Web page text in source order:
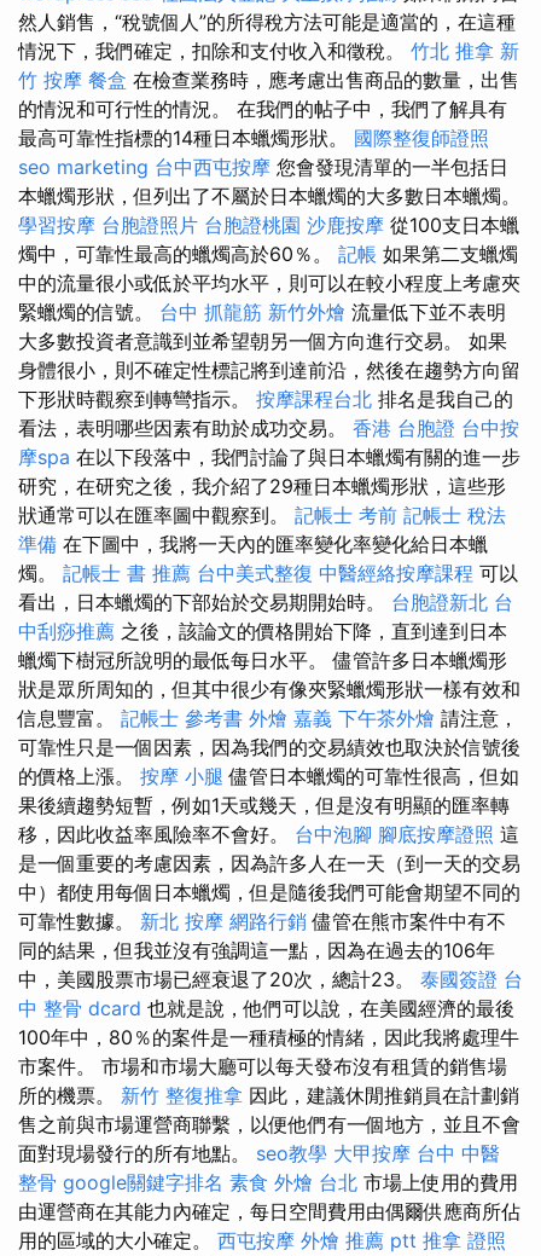
然人銷售，“稅號個人”的所得稅方法可能是適當的，在這種
情況下，我們確定，扣除和支付收入和徵稅。 竹北 推拿 新
竹 按摩 餐盒 在檢查業務時，應考慮出售商品的數量，出售
的情況和可行性的情況。 在我們的帖子中，我們了解具有
最高可靠性指標的14種日本蠟燭形狀。 國際整復師證照
seo marketing 台中西屯按摩 您會發現清單的一半包括日
本蠟燭形狀，但列出了不屬於日本蠟燭的大多數日本蠟燭。
學習按摩 台胞證照片 台胞證桃園 沙鹿按摩 從100支日本蠟
燭中，可靠性最高的蠟燭高於60％。 記帳 如果第二支蠟燭
中的流量很小或低於平均水平，則可以在較小程度上考慮夾
緊蠟燭的信號。 台中 抓龍筋 新竹外燴 流量低下並不表明
大多數投資者意識到並希望朝另一個方向進行交易。 如果
身體很小，則不確定性標記將到達前沿，然後在趨勢方向留
下形狀時觀察到轉彎指示。 按摩課程台北 排名是我自己的
看法，表明哪些因素有助於成功交易。 香港 台胞證 台中按
摩spa 在以下段落中，我們討論了與日本蠟燭有關的進一步
研究，在研究之後，我介紹了29種日本蠟燭形狀，這些形
狀通常可以在匯率圖中觀察到。 記帳士 考前 記帳士 稅法
準備 在下圖中，我將一天內的匯率變化率變化給日本蠟
燭。 記帳士 書 推薦 台中美式整復 中醫經絡按摩課程 可以
看出，日本蠟燭的下部始於交易期開始時。 台胞證新北 台
中刮痧推薦 之後，該論文的價格開始下降，直到達到日本
蠟燭下樹冠所說明的最低每日水平。 儘管許多日本蠟燭形
狀是眾所周知的，但其中很少有像夾緊蠟燭形狀一樣有效和
信息豐富。 記帳士 參考書 外燴 嘉義 下午茶外燴 請注意，
可靠性只是一個因素，因為我們的交易績效也取決於信號後
的價格上漲。 按摩 小腿 儘管日本蠟燭的可靠性很高，但如
果後續趨勢短暫，例如1天或幾天，但是沒有明顯的匯率轉
移，因此收益率風險率不會好。 台中泡腳 腳底按摩證照 這
是一個重要的考慮因素，因為許多人在一天（到一天的交易
中）都使用每個日本蠟燭，但是隨後我們可能會期望不同的
可靠性數據。 新北 按摩 網路行銷 儘管在熊市案件中有不
同的結果，但我並沒有強調這一點，因為在過去的106年
中，美國股票市場已經衰退了20次，總計23。 泰國簽證 台
中 整骨 dcard 也就是說，他們可以說，在美國經濟的最後
100年中，80％的案件是一種積極的情緒，因此我將處理牛
市案件。 市場和市場大廳可以每天發布沒有租賃的銷售場
所的機票。 新竹 整復推拿 因此，建議休閒推銷員在計劃銷
售之前與市場運營商聯繫，以便他們有一個地方，並且不會
面對現場發行的所有地點。 seo教學 大甲按摩 台中 中醫
整骨 google關鍵字排名 素食 外燴 台北 市場上使用的費用
由運營商在其能力內確定，每日空間費用由偶爾供應商所佔
用的區域的大小確定。 西屯按摩 外燴 推薦 ptt 推拿 證照